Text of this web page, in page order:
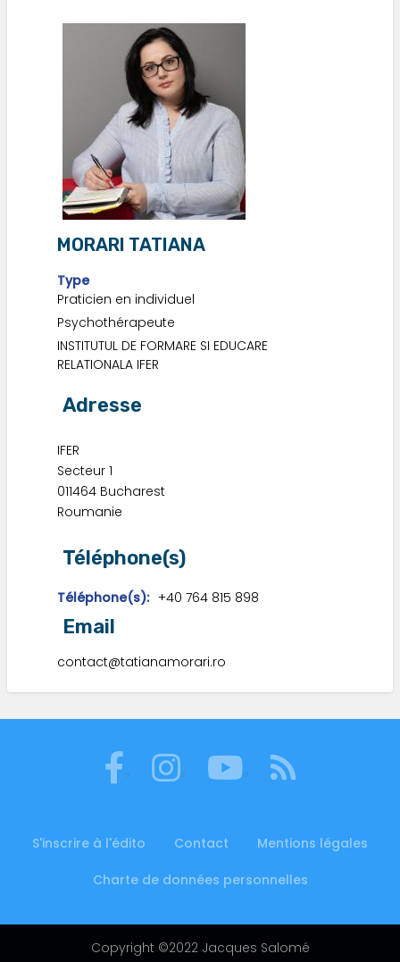
MORARI TATIANA
Type
Praticien en individuel
Psychothérapeute
INSTITUTUL DE FORMARE SI EDUCARE
RELATIONALA IFER
Adresse
IFER
Secteur 1
011464 Bucharest
Roumanie
Téléphone(s)
Téléphone(s) +40 764 815 898
Email
contact@tatianamorari.ro
Footer
S'inscrire à l'édito Contact Mentions légales
Charte de données personnelles
Copyright ©2022 Jacques Salomé